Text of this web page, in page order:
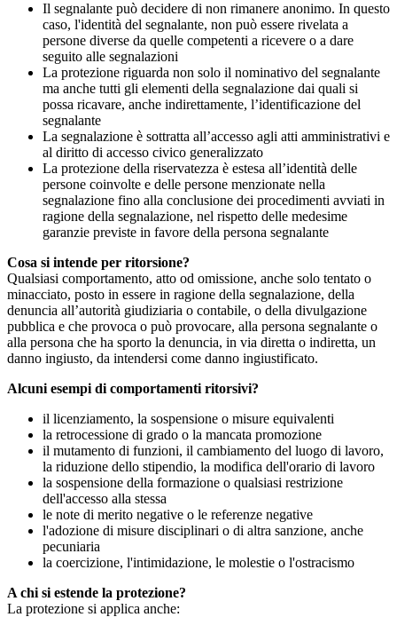
Il segnalante può decidere di non rimanere anonimo. In questo
caso, l'identità del segnalante, non può essere rivelata a
persone diverse da quelle competenti a ricevere o a dare
seguito alle segnalazioni
La protezione riguarda non solo il nominativo del segnalante
ma anche tutti gli elementi della segnalazione dai quali si
possa ricavare, anche indirettamente, l’identificazione del
segnalante
La segnalazione è sottratta all’accesso agli atti amministrativi e
al diritto di accesso civico generalizzato
La protezione della riservatezza è estesa all’identità delle
persone coinvolte e delle persone menzionate nella
segnalazione fino alla conclusione dei procedimenti avviati in
ragione della segnalazione, nel rispetto delle medesime
garanzie previste in favore della persona segnalante
Cosa si intende per ritorsione?
Qualsiasi comportamento, atto od omissione, anche solo tentato o
minacciato, posto in essere in ragione della segnalazione, della
denuncia all’autorità giudiziaria o contabile, o della divulgazione
pubblica e che provoca o può provocare, alla persona segnalante o
alla persona che ha sporto la denuncia, in via diretta o indiretta, un
danno ingiusto, da intendersi come danno ingiustificato.
Alcuni esempi di comportamenti ritorsivi?
il licenziamento, la sospensione o misure equivalenti
la retrocessione di grado o la mancata promozione
il mutamento di funzioni, il cambiamento del luogo di lavoro,
la riduzione dello stipendio, la modifica dell'orario di lavoro
la sospensione della formazione o qualsiasi restrizione
dell'accesso alla stessa
le note di merito negative o le referenze negative
l'adozione di misure disciplinari o di altra sanzione, anche
pecuniaria
la coercizione, l'intimidazione, le molestie o l'ostracismo
A chi si estende la protezione?
La protezione si applica anche: